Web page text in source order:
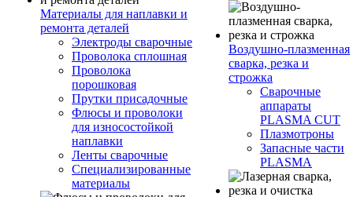
Материалы для наплавки и
ремонта деталей
Электроды сварочные
Проволока сплошная
Проволока
порошковая
Прутки присадочные
Флюсы и проволоки
для износостойкой
наплавки
Ленты сварочные
Специализированные
материалы
Воздушно-плазменная
сварка, резка и
строжка
Сварочные
аппараты
PLASMA CUT
Плазмотроны
Запасные части
PLASMA